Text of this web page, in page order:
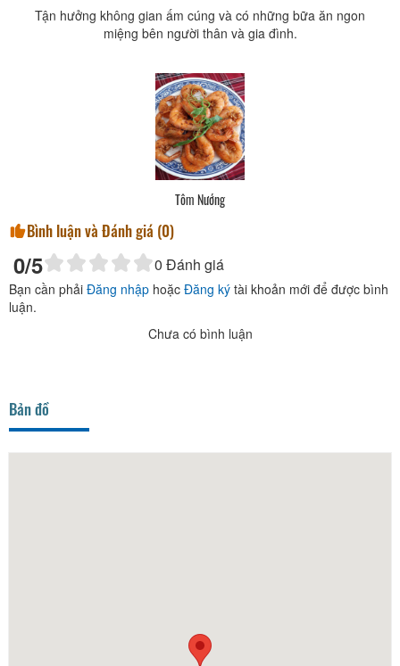
Tận hưởng không gian ấm cúng và có những bữa ăn ngon
miệng bên người thân và gia đình.
Tôm Nướng
Bình luận và Đánh giá (0)
0/5 0 Đánh giá
Bạn cần phải Đăng nhập hoặc Đăng ký tài khoản mới để được bình
luận.
Chưa có bình luận
Bản đồ